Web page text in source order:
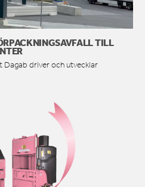
TILL
Dagab driver och utvecklar